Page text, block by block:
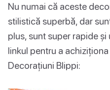
Nu numai că aceste
stilistică superbă, dar
plus, sunt super rapide
linkul pentru a
Decorațiuni Blippi: